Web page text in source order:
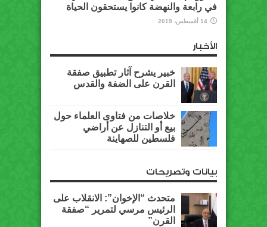
في رابعة والنهضة كانوا يستحقون الحياة
14 أغسطس، 2019
الأخبار
خبير يشرح آثار تطبيق صفقة
القرن على الضفة والقدس
خلاصات من فتاوى العلماء حول
بيع أو التنازل عن أراضي
فلسطين للصهاينة
بيانات وتصريحات
متحدث “الإخوان”: الانقلاب على
الرئيس مرسي لتمرير “صفقة
القرن”